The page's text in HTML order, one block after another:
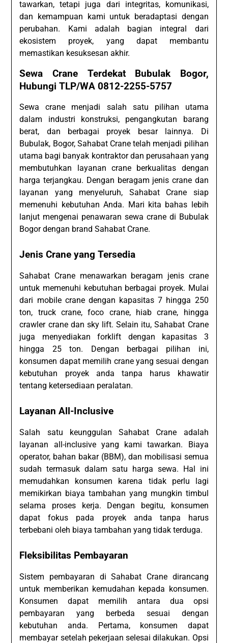
tawarkan, tetapi juga dari integritas, komunikasi,
dan kemampuan kami untuk beradaptasi dengan
perubahan. Kami adalah bagian integral dari
ekosistem proyek, yang dapat membantu
memastikan kesuksesan akhir.
Sewa Crane Terdekat Bubulak Bogor,
Hubungi TLP/WA 0812-2255-5757
Sewa crane menjadi salah satu pilihan utama
dalam industri konstruksi, pengangkutan barang
berat, dan berbagai proyek besar lainnya. Di
Bubulak, Bogor, Sahabat Crane telah menjadi pilihan
utama bagi banyak kontraktor dan perusahaan yang
membutuhkan layanan crane berkualitas dengan
harga terjangkau. Dengan beragam jenis crane dan
layanan yang menyeluruh, Sahabat Crane siap
memenuhi kebutuhan Anda. Mari kita bahas lebih
lanjut mengenai penawaran sewa crane di Bubulak
Bogor dengan brand Sahabat Crane.
Jenis Crane yang Tersedia
Sahabat Crane menawarkan beragam jenis crane
untuk memenuhi kebutuhan berbagai proyek. Mulai
dari mobile crane dengan kapasitas 7 hingga 250
ton, truck crane, foco crane, hiab crane, hingga
crawler crane dan sky lift. Selain itu, Sahabat Crane
juga menyediakan forklift dengan kapasitas 3
hingga 25 ton. Dengan berbagai pilihan ini,
konsumen dapat memilih crane yang sesuai dengan
kebutuhan proyek anda tanpa harus khawatir
tentang ketersediaan peralatan.
Layanan All-Inclusive
Salah satu keunggulan Sahabat Crane adalah
layanan all-inclusive yang kami tawarkan. Biaya
operator, bahan bakar (BBM), dan mobilisasi semua
sudah termasuk dalam satu harga sewa. Hal ini
memudahkan konsumen karena tidak perlu lagi
memikirkan biaya tambahan yang mungkin timbul
selama proses kerja. Dengan begitu, konsumen
dapat fokus pada proyek anda tanpa harus
terbebani oleh biaya tambahan yang tidak terduga.
Fleksibilitas Pembayaran
Sistem pembayaran di Sahabat Crane dirancang
untuk memberikan kemudahan kepada konsumen.
Konsumen dapat memilih antara dua opsi
pembayaran yang berbeda sesuai dengan
kebutuhan anda. Pertama, konsumen dapat
membayar setelah pekerjaan selesai dilakukan. Opsi